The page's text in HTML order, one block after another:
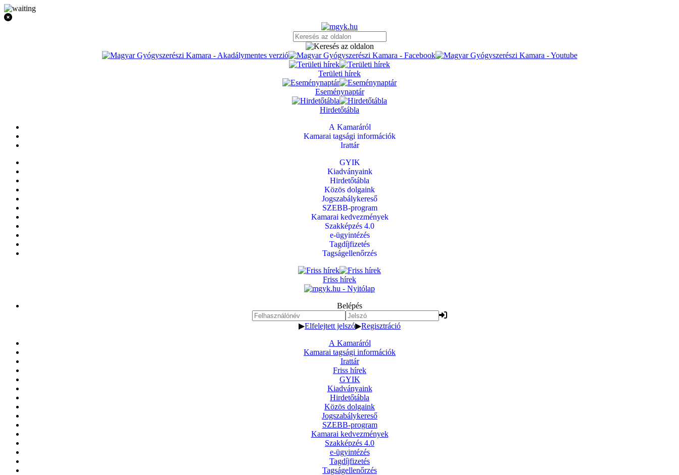
Területi hírek
Eseménynaptár
Hirdetőtábla
A Kamaráról
Kamarai tagsági információk
Irattár
GYIK
Kiadványaink
Hirdetőtábla
Közös dolgaink
Jogszabálykereső
SZEBB-program
Kamarai kedvezmények
Szakképzés 4.0
e-ügyintézés
Tagdíjfizetés
Tagságellenőrzés
Friss hírek
Belépés
▶Elfelejtett jelszó▶Regisztráció
A Kamaráról
Kamarai tagsági információk
Irattár
Friss hírek
GYIK
Kiadványaink
Hirdetőtábla
Közös dolgaink
Jogszabálykereső
SZEBB-program
Kamarai kedvezmények
Szakképzés 4.0
e-ügyintézés
Tagdíjfizetés
Tagságellenőrzés